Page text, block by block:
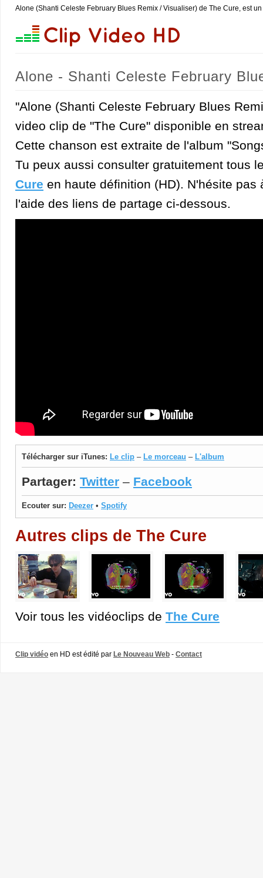
Alone (Shanti Celeste February Blues Remix / Visualiser) de The Cure, est un
Alone - Shanti Celeste February
"Alone (Shanti Celeste February Blues
video clip de "The Cure" disponible en
Cette chanson est extraite de l'album
Tu peux aussi consulter gratuitement tous
Cure en haute définition (HD). N'hésite pas
l'aide des liens de partage ci-dessous.
Télécharger sur iTunes: Le clip – Le morceau – L'album
Partager: Twitter – Facebook
Ecouter sur: Deezer • Spotify
Autres clips de The Cure
Voir tous les vidéoclips de The Cure
Clip vidéo en HD est édité par Le Nouveau Web - Contact